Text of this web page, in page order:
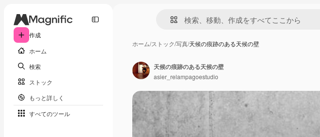
作成
ホーム
検索
ストック
もっと詳しく
すべてのツール
ホーム/ストック/写真/天候の痕跡のある天候の壁
天候の痕跡のある天候の壁
asier_relampagoestudio